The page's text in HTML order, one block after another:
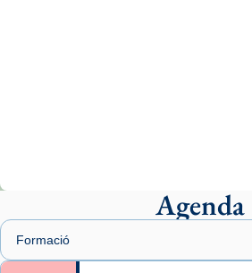
presidit aquest 27 de juliol la
Santes de Mataró.
🔗
Agenda